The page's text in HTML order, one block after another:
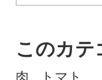
このカテ
肉 トマト